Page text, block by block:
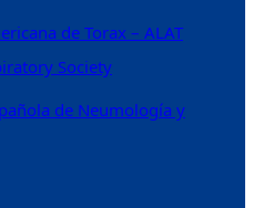
de Torax – ALAT
Society
de Neumología y